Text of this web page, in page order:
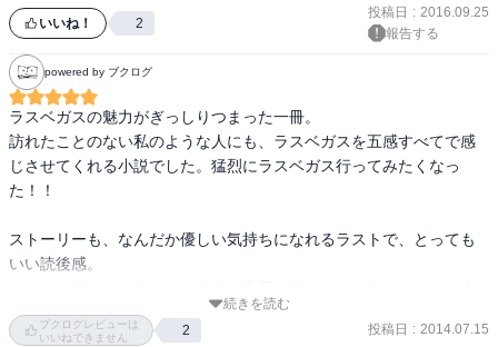
いいね！ 2
投稿日 : 2016.09.25
報告する
powered by ブクログ
ラスベガスの魅力がぎっしりつまった一冊。
訪れたことのない私のような人にも、ラスベガスを五感すべてで感
じさせてくれる小説でした。猛烈にラスベガス行ってみたくなっ
た！！
ストーリーも、なんだか優しい気持ちになれるラストで、とっても
いい読後感。
前とリサが選んだ選択がとてもすがすがしかった。幸福は自分の手
で掴むものなんだなあ、としみじみ思わせてくれる。
続きを読む
ブクログレビューは
いいねできません
2 投稿日 : 2014.07.15